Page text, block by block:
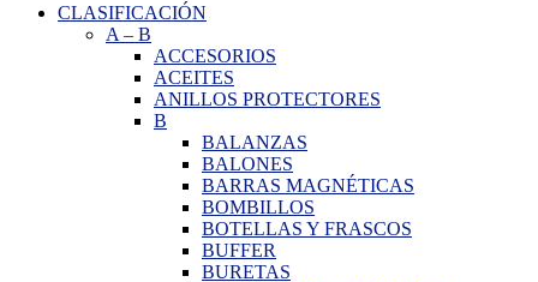
CLASIFICACIÓN
A – B
ACCESORIOS
ACEITES
ANILLOS PROTECTORES
B
BALANZAS
BALONES
BARRAS MAGNÉTICAS
BOMBILLOS
BOTELLAS Y FRASCOS
BUFFER
BURETAS